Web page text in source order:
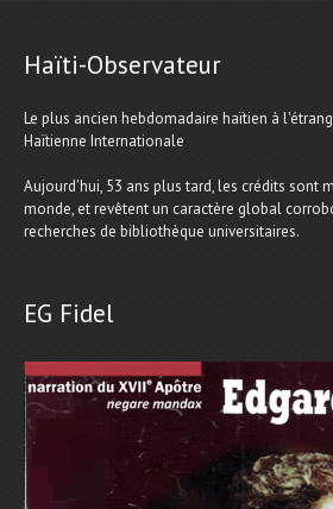
Haïti-Observateur
Le plus ancien hebdomadaire haïtien à
Haïtienne Internationale
Aujourd'hui, 53 ans plus tard, les crédits sont
monde, et revêtent un caractère global
recherches de bibliothèque universitaires.
EG Fidel